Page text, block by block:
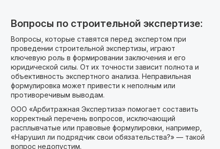
Вопросы по строительной экспертизе:
Вопросы, которые ставятся перед экспертом при
проведении строительной экспертизы, играют
ключевую роль в формировании заключения и его
юридической силы. От их точности зависит полнота и
объективность экспертного анализа. Неправильная
формулировка может привести к неполным или
противоречивым выводам.
ООО «Арбитражная Экспертиза» помогает составить
корректный перечень вопросов, исключающий
расплывчатые или правовые формулировки, например,
«Нарушил ли подрядчик свои обязательства?» — такой
вопрос недопустим.